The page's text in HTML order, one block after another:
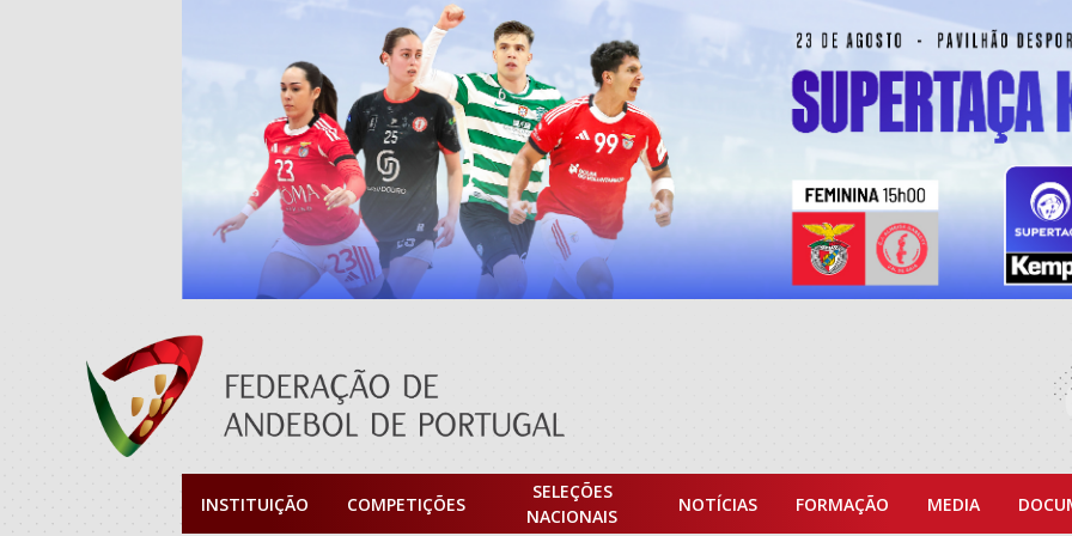
INSTITUIÇÃO COMPETIÇÕES
SELEÇÕES
NACIONAIS
NOTÍCIAS FORMAÇÃO MEDIA